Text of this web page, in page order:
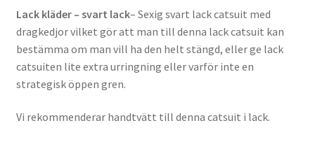
Lack kläder – svart lack– Sexig svart lack catsuit med
dragkedjor vilket gör att man till denna lack catsuit kan
bestämma om man vill ha den helt stängd, eller ge lack
catsuiten lite extra urringning eller varför inte en
strategisk öppen gren.
Vi rekommenderar handtvätt till denna catsuit i lack.